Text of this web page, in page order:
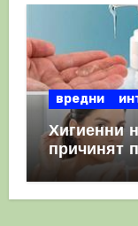
вредни
Хигиенни
причинят
полза